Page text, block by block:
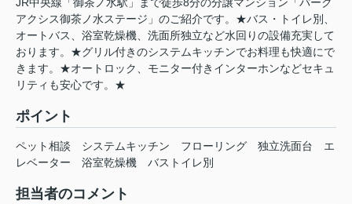
アクシス御茶ノ水ステージ」のご紹介です。★バス・トイレ別、
オートバス、浴室乾燥機、洗面所独立など水回りの設備充実して
おります。★グリル付きのシステムキッチンでお料理も快適にで
きます。★オートロック、モニター付きインターホンなどセキュ
リティも安心です。★
ポイント
ペット相談 システムキッチン フローリング 独立洗面台
エ
レベーター
浴室乾燥機 バストイレ別
担当者のコメント